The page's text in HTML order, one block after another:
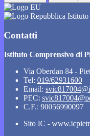
Contatti
Istituto Comprensivo di
Via Oberdan 84 -
Tel: 019/62931600
Email:
PEC:
C.F.: 90056990097
Sito IC -